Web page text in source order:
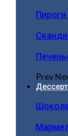
Prev
Дессерт